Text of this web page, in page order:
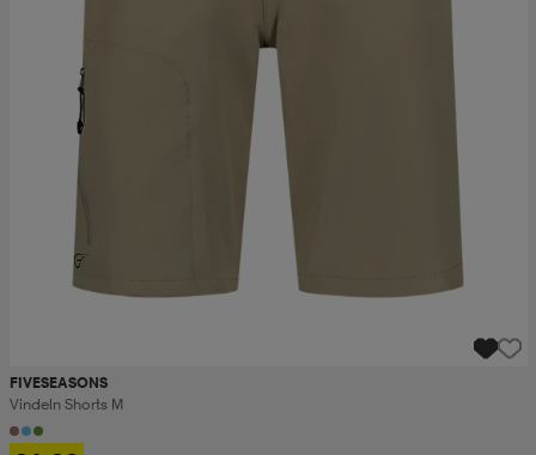
FIVESEASONS
Vindeln Shorts M